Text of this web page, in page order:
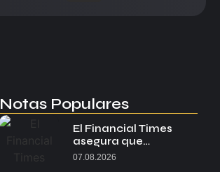
Notas Populares
El Financial Times
asegura que…
07.08.2026